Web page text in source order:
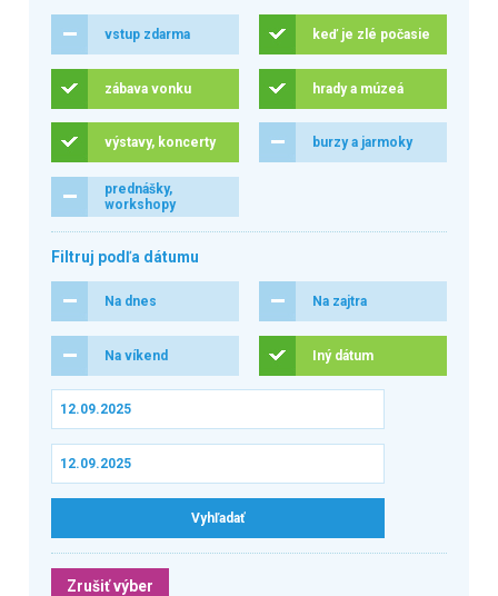
vstup zdarma keď je zlé počasie
zábava vonku hrady a múzeá
výstavy, koncerty burzy a jarmoky
prednášky,
workshopy
Filtruj podľa dátumu
Na dnes Na zajtra
Na víkend Iný dátum
Zrušiť výber